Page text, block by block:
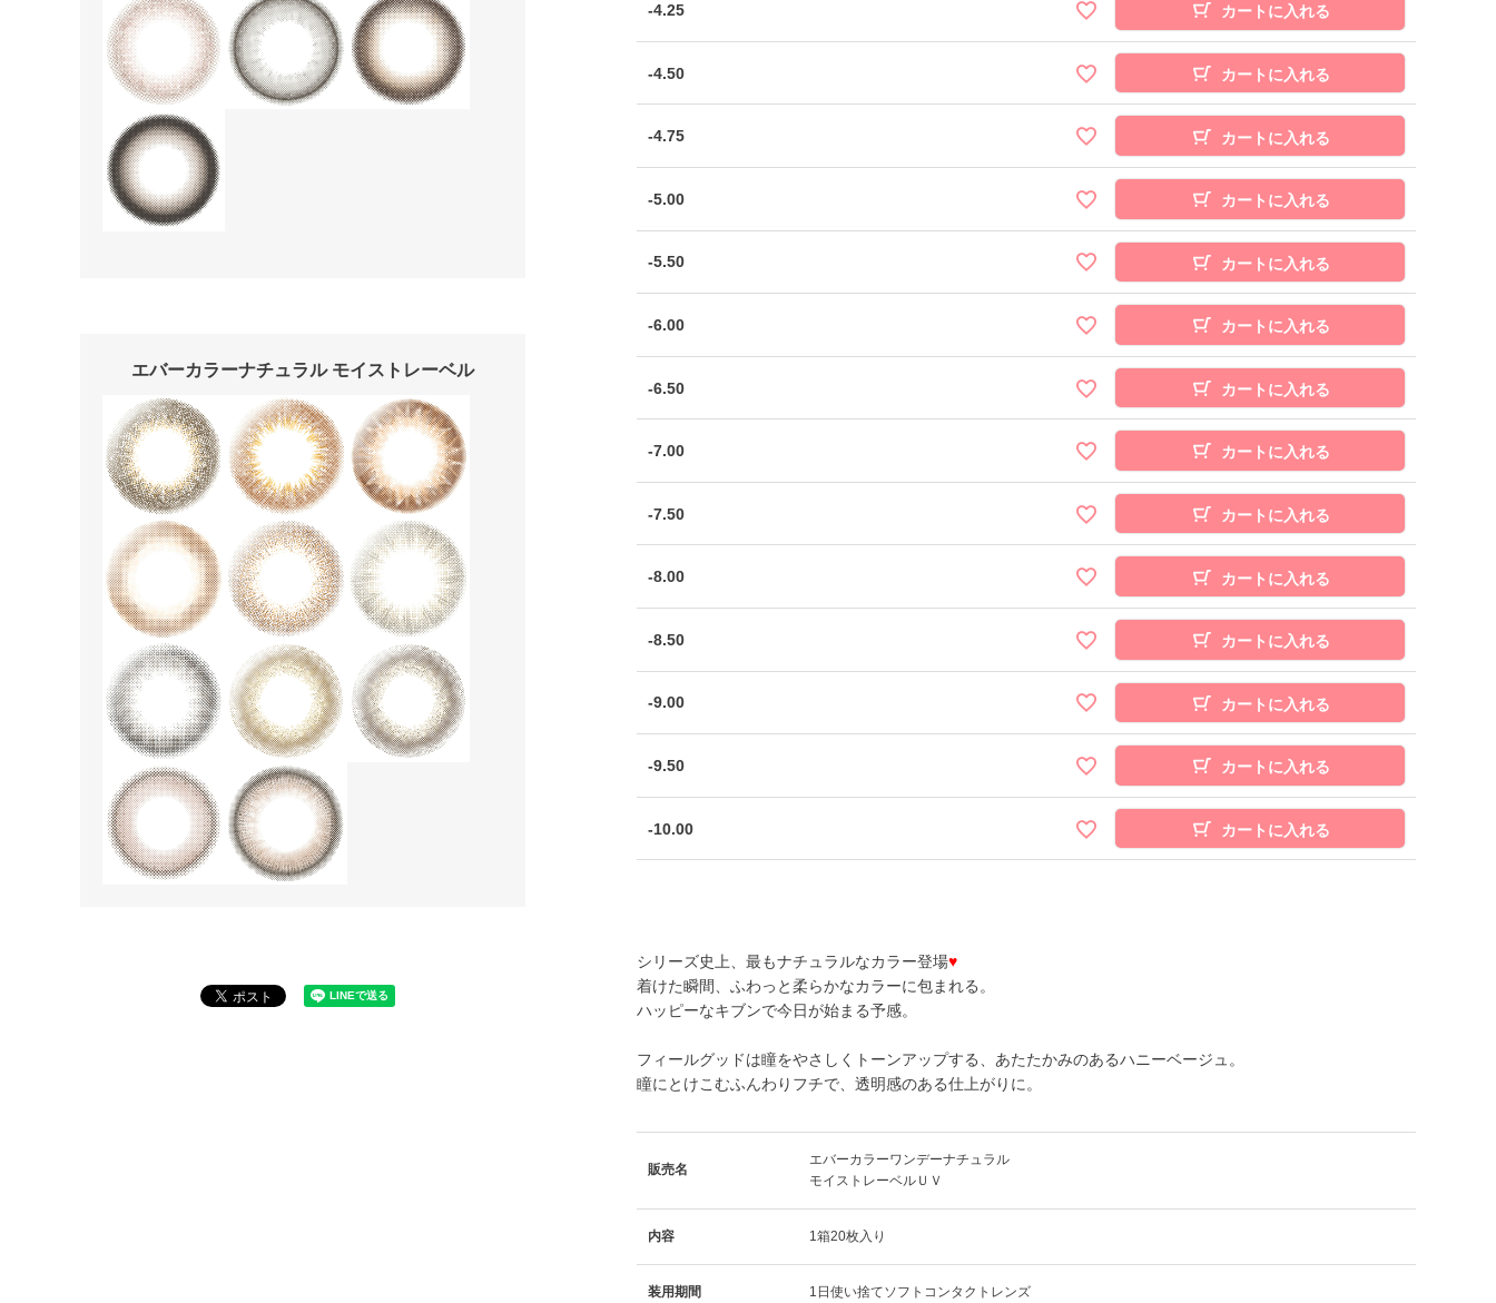
エバーカラーナチュラル モイストレーベル
-4.25 カートに入れる
-4.50 カートに入れる
-4.75 カートに入れる
-5.00 カートに入れる
-5.50 カートに入れる
-6.00 カートに入れる
-6.50 カートに入れる
-7.00 カートに入れる
-7.50 カートに入れる
-8.00 カートに入れる
-8.50 カートに入れる
-9.00 カートに入れる
-9.50 カートに入れる
-10.00 カートに入れる
シリーズ史上、最もナチュラルなカラー登場♥
着けた瞬間、ふわっと柔らかなカラーに包まれる。
ハッピーなキブンで今日が始まる予感。
フィールグッドは瞳をやさしくトーンアップする、あたたかみのあるハニーベージュ。
瞳にとけこむふんわりフチで、透明感のある仕上がりに。
販売名
エバーカラーワンデーナチュラル
モイストレーベルＵＶ
内容 1箱20枚入り
装用期間 1日使い捨てソフトコンタクトレンズ